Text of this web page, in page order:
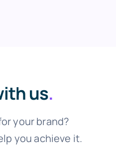
us.
your brand?
you achieve it.